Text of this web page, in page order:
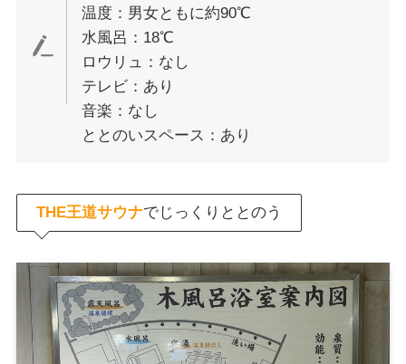
温度：男女ともに約90℃
水風呂：18℃
ロウリュ：なし
テレビ：あり
音楽：なし
ととのいスペース：あり
THE王道サウナでじっくりととのう